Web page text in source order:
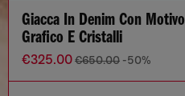
Giacca In Denim Con Motivo
Grafico E Cristalli
€325.00€650.00 -50%